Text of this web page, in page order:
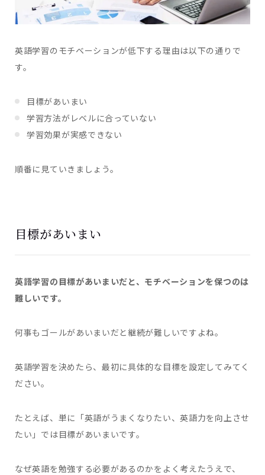
英語学習のモチベーションが低下する理由は以下の通りで
す。
目標があいまい
学習方法がレベルに合っていない
学習効果が実感できない
順番に見ていきましょう。
目標があいまい
英語学習の目標があいまいだと、モチベーションを保つのは
難しいです。
何事もゴールがあいまいだと継続が難しいですよね。
英語学習を決めたら、最初に具体的な目標を設定してみてく
ださい。
たとえば、単に「英語がうまくなりたい、英語力を向上させ
たい」では目標があいまいです。
なぜ英語を勉強する必要があるのかをよく考えたうえで、